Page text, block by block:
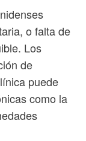
o falta de
Los
de
puede
como la